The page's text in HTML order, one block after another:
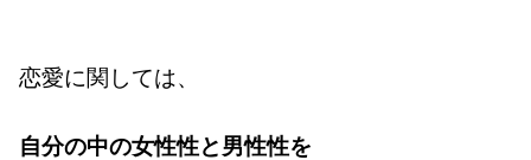
恋愛に関しては、
自分の中の女性性と男性性を